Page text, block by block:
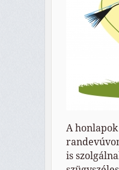
A
is